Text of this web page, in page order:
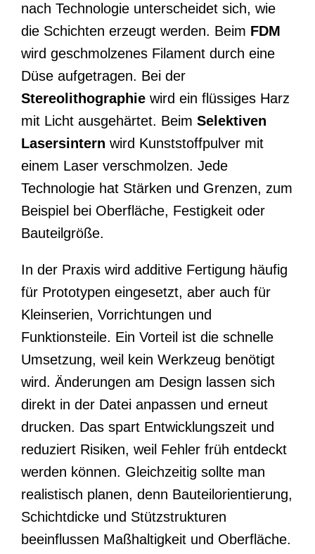
nach Technologie unterscheidet sich, wie
die Schichten erzeugt werden. Beim FDM
wird geschmolzenes Filament durch eine
Düse aufgetragen. Bei der
Stereolithographie wird ein flüssiges Harz
mit Licht ausgehärtet. Beim Selektiven
Lasersintern wird Kunststoffpulver mit
einem Laser verschmolzen. Jede
Technologie hat Stärken und Grenzen, zum
Beispiel bei Oberfläche, Festigkeit oder
Bauteilgröße.
In der Praxis wird additive Fertigung häufig
für Prototypen eingesetzt, aber auch für
Kleinserien, Vorrichtungen und
Funktionsteile. Ein Vorteil ist die schnelle
Umsetzung, weil kein Werkzeug benötigt
wird. Änderungen am Design lassen sich
direkt in der Datei anpassen und erneut
drucken. Das spart Entwicklungszeit und
reduziert Risiken, weil Fehler früh entdeckt
werden können. Gleichzeitig sollte man
realistisch planen, denn Bauteilorientierung,
Schichtdicke und Stützstrukturen
beeinflussen Maßhaltigkeit und Oberfläche.